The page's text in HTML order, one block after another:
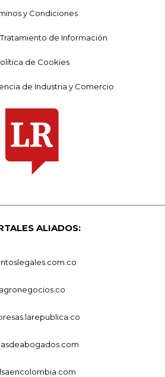
y Condiciones
de Información
de Cookies
de Industria y Comercio
ALIADOS:
agronegocios.co